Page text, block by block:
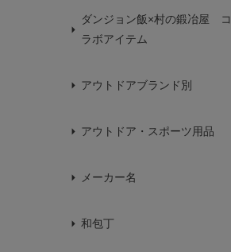
ダンジョン飯×村の鍛冶屋 コ
ラボアイテム
アウトドアブランド別
アウトドア・スポーツ用品
メーカー名
和包丁